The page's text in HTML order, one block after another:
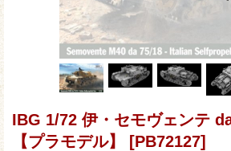
IBG 1/72 伊・セモヴェンテ
【プラモデル】 [PB72127]